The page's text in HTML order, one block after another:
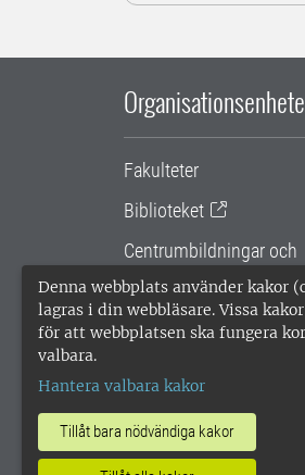
Denna webbplats använder kakor
lagras i din webbläsare. Vissa
för att webbplatsen ska fungera
valbara.
Hantera valbara kakor
Tillåt bara nödvändiga kakor
Fakulteter
Biblioteket
Centrumbildningar och
samarbetsprojekt
Gemensamma
SLU, Sveriges